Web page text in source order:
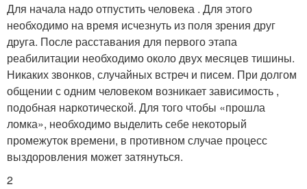
Для начала надо отпустить человека . Для этого
необходимо на время исчезнуть из поля зрения друг
друга. После расставания для первого этапа
реабилитации необходимо около двух месяцев тишины.
Никаких звонков, случайных встреч и писем. При долгом
общении с одним человеком возникает зависимость ,
подобная наркотической. Для того чтобы «прошла
ломка», необходимо выделить себе некоторый
промежуток времени, в противном случае процесс
выздоровления может затянуться.
2